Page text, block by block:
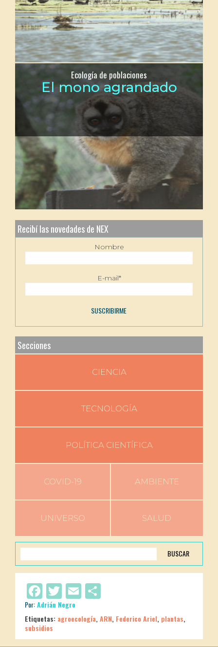
Ecología de poblaciones
El mono agrandado
Recibí las novedades de NEX
Nombre
E-mail*
Secciones
CIENCIA
TECNOLOGÍA
POLÍTICA CIENTÍFICA
COVID-19 AMBIENTE
UNIVERSO SALUD
BUSCAR
Facebook
Twitter
Email
Por: Adrián Negro
Etiquetas: agroecología,ARN, Federico Ariel, plantas,
subsidios